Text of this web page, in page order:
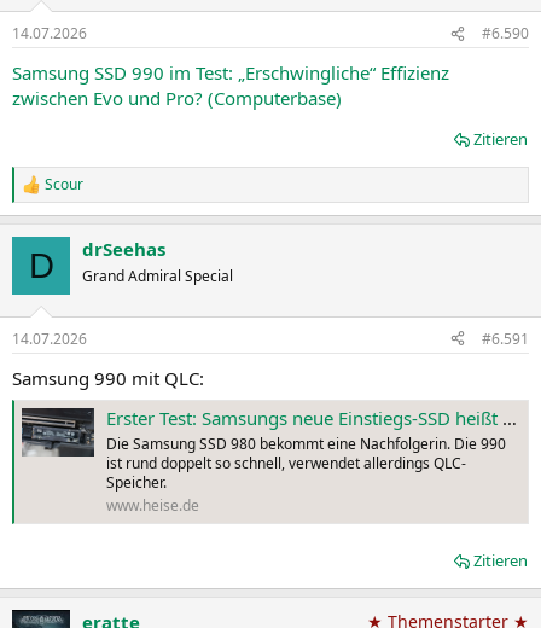
14.07.2026 #6.590
Samsung SSD 990 im Test: „Erschwingliche“ Effizienz
zwischen Evo und Pro? (Computerbase)
Zitieren
R
e
e
:
Scour
D drSeehas
Grand Admiral Special
14.07.2026 #6.591
Samsung 990 mit QLC:
Erster Test: Samsungs neue Einstiegs-SSD heißt 990
Die Samsung SSD 980 bekommt eine Nachfolgerin. Die 990
ist rund doppelt so schnell, verwendet allerdings QLC-
Speicher.
www.heise.de
Zitieren
eratte ★ Themenstarter ★